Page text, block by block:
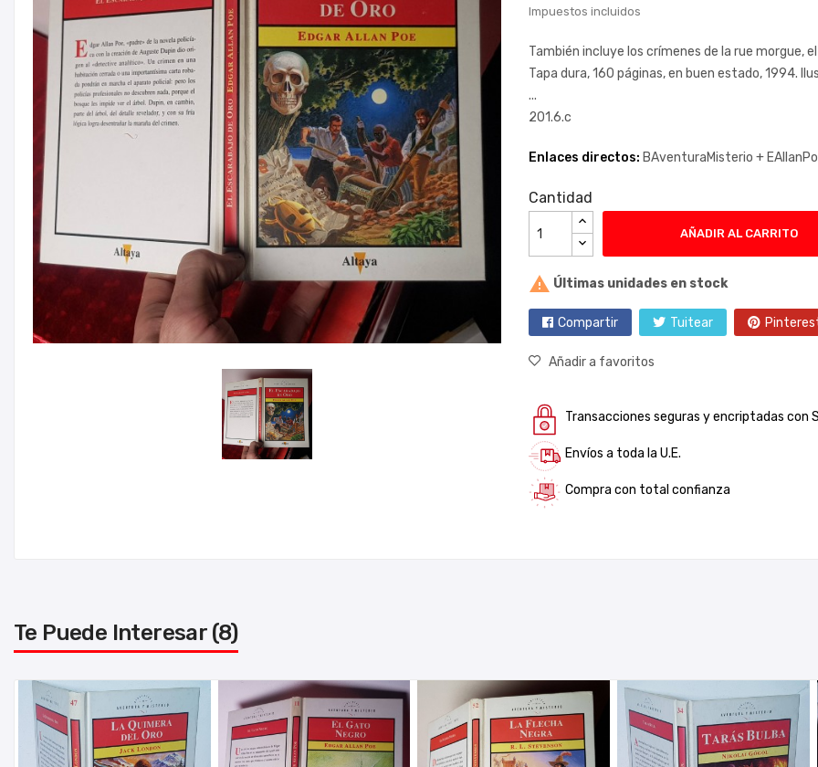
Impuestos incluidos
También incluye los crímenes de la rue morgue,
Tapa dura, 160 páginas, en buen estado, 1994.
...
201.6.c
Enlaces directos: BAventuraMisterio +
Cantidad
AÑADIR AL CARRITO
 Últimas unidades en stock
Compartir Tuitear
Añadir a favoritos
Transacciones seguras y encriptadas con
Envíos a toda la U.E.
Compra con total confianza
Te Puede Interesar (8)